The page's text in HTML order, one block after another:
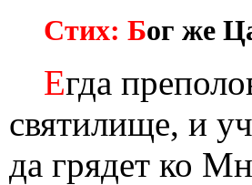
Стих: Бог же
Егда
святилище, и
да грядет ко